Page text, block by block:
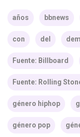
años bbnews
con del
Fuente: Billboard
Fuente: Rolling
género hiphop
género pop